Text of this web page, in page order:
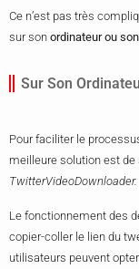
Ce n’est pas très
sur son ordinateur ou
Sur Son
Pour faciliter le
meilleure solution est de
TwitterVideoDownloader.
Le fonctionnement des
copier-coller le lien du
utilisateurs peuvent